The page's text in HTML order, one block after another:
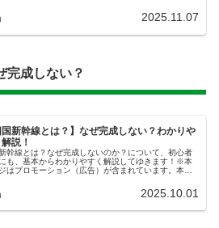
2025.11.07
完成しない？
国新幹線とは？】なぜ完成しない？わかりや
説！
幹線とは？なぜ完成しないのか？について、初心者
も、基本からわかりやすく解説してゆきます！※本
はプロモーション（広告）が含まれています。本記
2025.10.01